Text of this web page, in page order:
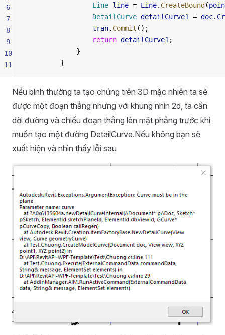
                Line
line = Line. CreateBound(
                DetailCurve
detailCurve1 = doc.
                tran
. Commit ();
                return
detailCurve1 ;
            }
        }
6
7
8
9
10
11
Nếu bình thường ta tạo chúng trên 3D mặc nhiên ta sẽ
được một đoạn thẳng nhưng với khung nhìn 2d, ta cần
dời đường và chiếu đoạn thẳng lên mặt phẳng trước khi
muốn tạo một đường DetailCurve.Nếu không bạn sẽ
xuất hiện và nhìn thấy lỗi sau